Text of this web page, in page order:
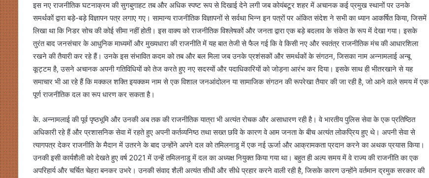
इस नए राजनीतिक घटनाक्रम की सुगबुगाहट तब और अधिक स्पष्ट रूप से दिखाई देने लगी जब कोयंबटूर शहर में अचानक कई प्रमुख स्थानों पर उनके
समर्थकों द्वारा बड़े-बड़े विज्ञापन पत्र लगाए गए। सामान्य राजनीतिक विज्ञापनों से सर्वथा भिन्न इन पत्रों पर अंकित संदेश ने सभी का ध्यान आकर्षित किया, जिसमें
लिखा था कि निडर सोच की कोई सीमा नहीं होती। इस वाक्य को राजनीतिक विश्लेषकों और जनता द्वारा एक बड़े बदलाव के संकेत के रूप में देखा गया। इसके
तुरंत बाद जनसंचार के आधुनिक माध्यमों और मुख्यधारा की राजनीति में यह बात तेजी से फैल गई कि वे किसी नए और स्वतंत्र राजनीतिक मंच की आधारशिला
रखने की तैयारी कर रहे हैं। उनके इस संभावित कदम को तब और बल मिला जब उनके प्रशंसकों और समर्थकों के संगठन, जिसका नाम अन्नामलाई अन्बू
कूट्टम है, उसने अचानक अपनी गतिविधियों को तेज करते हुए नए सदस्यों और पदाधिकारियों को जोड़ना आरंभ कर दिया। इसके साथ ही भीतरखाने से यह
समाचार भी आ रहे हैं कि मक्कल शक्ति इयक्कम नाम से एक विशाल जनआंदोलन या सामाजिक संगठन की रूपरेखा तैयार की जा रही है, जो आने वाले समय में एक
पूर्ण राजनीतिक दल का रूप धारण कर सकता है।
के. अन्नामलाई की पूर्व पृष्ठभूमि और उनकी अब तक की राजनीतिक यात्रा भी अत्यंत रोचक और असाधारण रही है। वे भारतीय पुलिस सेवा के एक प्रतिष्ठित
अधिकारी रहे हैं और प्रशासनिक सेवा में रहते हुए अपनी कर्तव्यनिष्ठ तथा सख्त छवि के कारण वे आम जनता के बीच अत्यंत लोकप्रिय हुए थे। अपनी सेवा से
त्यागपत्र देकर राजनीति के मैदान में उतरने के बाद उन्होंने अपने दल को तमिलनाडु में एक नई ऊर्जा और आक्रामकता प्रदान करने का अथक प्रयास किया।
उनकी इसी कार्यशैली को देखते हुए वर्ष 2021 में उन्हें तमिलनाडु में दल का अध्यक्ष नियुक्त किया गया था। बहुत ही अल्प समय में वे राज्य की राजनीति का एक
अपरिहार्य और चर्चित चेहरा बनकर उभरे। उनकी संवाद शैली अत्यंत सीधी और सीधे प्रहार करने वाली रही है, जिसके कारण उन्होंने वर्तमान द्रमुक सरकार की